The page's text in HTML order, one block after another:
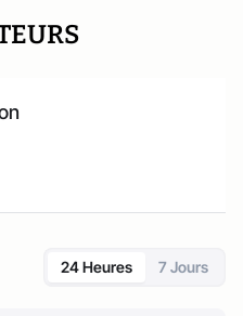
24 Heures 7 Jours